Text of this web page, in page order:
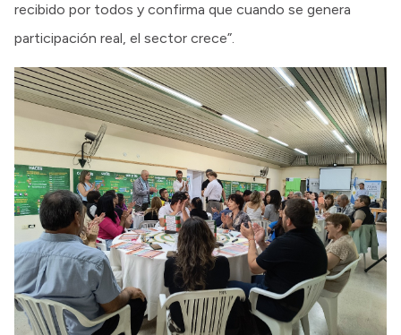
recibido por todos y confirma que cuando se genera
participación real, el sector crece”.